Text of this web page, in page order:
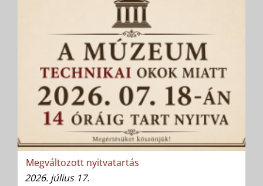
Megváltozott nyitvatartás
2026. július 17.